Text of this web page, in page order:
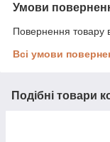
Умови
Повернення товару
Всі умови
Подібні товари